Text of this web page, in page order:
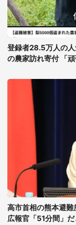
登録者28.5万人の
の農家訪れ寄付 「
高市首相の熊本避
広報官「51分間」